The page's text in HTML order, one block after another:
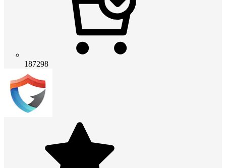
187298